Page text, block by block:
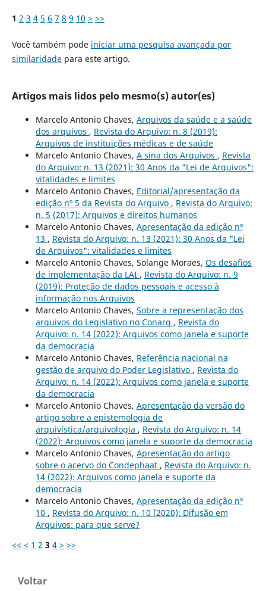
1 2 3 4 5 6 7 8 9 10 > >>
Você também pode iniciar uma pesquisa avançada por
similaridadepara este artigo.
Artigos mais lidos pelo mesmo(s) autor(es)
Marcelo Antonio Chaves, Arquivos da saúde e a saúde
dos arquivos , Revista do Arquivo: n. 8 (2019):
Arquivos de instituições médicas e de saúde
Marcelo Antonio Chaves, A sina dos Arquivos , Revista
do Arquivo: n. 13 (2021): 30 Anos da "Lei de Arquivos":
vitalidades e limites
Marcelo Antonio Chaves, Editorial/apresentação da
edição nº 5 da Revista do Arquivo , Revista do Arquivo:
n. 5 (2017): Arquivos e direitos humanos
Marcelo Antonio Chaves, Apresentação da edição nº
13 , Revista do Arquivo: n. 13 (2021): 30 Anos da "Lei
de Arquivos": vitalidades e limites
Marcelo Antonio Chaves, Solange Moraes, Os desafios
de implementação da LAI , Revista do Arquivo: n. 9
(2019): Proteção de dados pessoais e acesso à
informação nos Arquivos
Marcelo Antonio Chaves, Sobre a representação dos
arquivos do Legislativo no Conarq , Revista do
Arquivo: n. 14 (2022): Arquivos como janela e suporte
da democracia
Marcelo Antonio Chaves, Referência nacional na
gestão de arquivo do Poder Legislativo , Revista do
Arquivo: n. 14 (2022): Arquivos como janela e suporte
da democracia
Marcelo Antonio Chaves, Apresentação da versão do
artigo sobre a epistemologia de
arquivística/arquivologia , Revista do Arquivo: n. 14
(2022): Arquivos como janela e suporte da democracia
Marcelo Antonio Chaves, Apresentação do artigo
sobre o acervo do Condephaat , Revista do Arquivo: n.
14 (2022): Arquivos como janela e suporte da
democracia
Marcelo Antonio Chaves, Apresentação da edição nº
10 , Revista do Arquivo: n. 10 (2020): Difusão em
Arquivos: para que serve?
<< < 1 2 3 4 > >>
Voltar